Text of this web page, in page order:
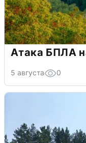
Атака БПЛА
5 августа 0